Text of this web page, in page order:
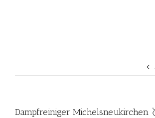
Dampfreiniger Michelsneukirchen